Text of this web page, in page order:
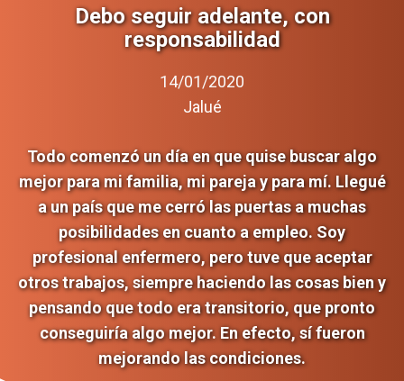
Debo seguir adelante, con
responsabilidad
14/01/2020
Jalué
Todo comenzó un día en que quise buscar algo
mejor para mi familia, mi pareja y para mí. Llegué
a un país que me cerró las puertas a muchas
posibilidades en cuanto a empleo. Soy
profesional enfermero, pero tuve que aceptar
otros trabajos, siempre haciendo las cosas bien y
pensando que todo era transitorio, que pronto
conseguiría algo mejor. En efecto, sí fueron
mejorando las condiciones.